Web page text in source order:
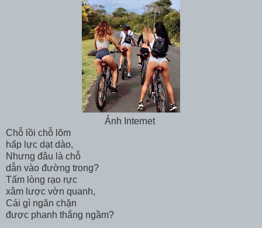
Ảnh Internet
Chỗ lồi chỗ lõm
hấp lực dạt dào,
Nhưng đâu là chỗ
dẫn vào đường trong?
Tấm lòng rạo rực
xâm lược vờn quanh,
Cái gì ngăn chặn
được phanh thắng ngầm?